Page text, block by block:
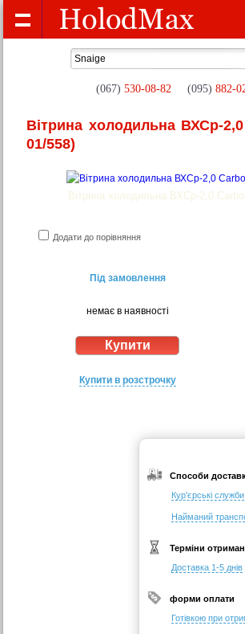
(067) 530-08-82 (095) 882-
Вітрина холодильна ВХСр-
01/558)
Вітрина холодильна ВХСр-2,0
Додати до порівняння
Під замовлення
немає в наявності
Купити в розстрочку
Способи
Кур'єрські служби
Найманий
Терміни
Доставка 1-5 днів
форми оплати
Готівкою при